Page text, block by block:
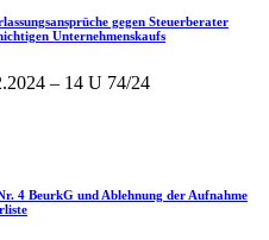
gegen Steuerberater
Unternehmenskaufs
– 14 U 74/24
4 BeurkG und Ablehnung der Aufnahme